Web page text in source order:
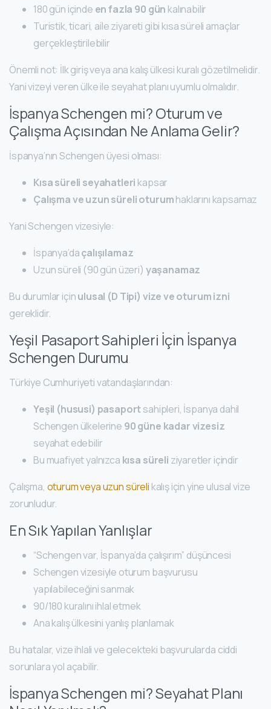
180 gün içinde en fazla 90 gün kalınabilir
Turistik, ticari, aile ziyareti gibi kısa süreli amaçlar
gerçekleştirilebilir
Önemli not: İlk giriş veya ana kalış ülkesi kuralı gözetilmelidir.
Yani vizeyi veren ülke ile seyahat planı uyumlu olmalıdır.
İspanya Schengen mi? Oturum ve
Çalışma Açısından Ne Anlama Gelir?
İspanya’nın Schengen üyesi olması:
Kısa süreli seyahatleri kapsar
Çalışma ve uzun süreli oturumhaklarını kapsamaz
Yani Schengen vizesiyle:
İspanya’daçalışılamaz
Uzun süreli (90 gün üzeri) yaşanamaz
Bu durumlar içinulusal (D Tipi) vize ve oturum izni
gereklidir.
Yeşil Pasaport Sahipleri İçin İspanya
Schengen Durumu
Türkiye Cumhuriyeti vatandaşlarından:
Yeşil (hususi) pasaportsahipleri, İspanya dahil
Schengen ülkelerine 90 güne kadar vizesiz
seyahat edebilir
Bu muafiyet yalnızca kısa süreli ziyaretler içindir
Çalışma, oturum veya uzun süreli kalış için yine ulusal vize
zorunludur.
En Sık Yapılan Yanlışlar
“Schengen var, İspanya’da çalışırım” düşüncesi
Schengen vizesiyle oturum başvurusu
yapılabileceğini sanmak
90/180 kuralını ihlal etmek
Ana kalış ülkesini yanlış planlamak
Bu hatalar, vize ihlali ve gelecekteki başvurularda ciddi
sorunlara yol açabilir.
İspanya Schengen mi? Seyahat Planı